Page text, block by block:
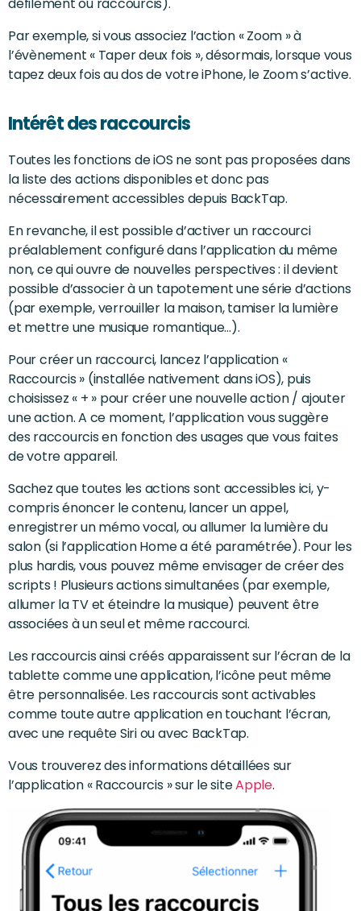
Par exemple, si vous associez l’action « Zoom » à
l’évènement « Taper deux fois », désormais, lorsque vous
tapez deux fois au dos de votre iPhone, le Zoom s’active.
Intérêt des raccourcis
Toutes les fonctions de iOS ne sont pas proposées dans
la liste des actions disponibles et donc pas
nécessairement accessibles depuis BackTap.
En revanche, il est possible d’activer un raccourci
préalablement configuré dans l’application du même
non, ce qui ouvre de nouvelles perspectives : il devient
possible d’associer à un tapotement une série d’actions
(par exemple, verrouiller la maison, tamiser la lumière
et mettre une musique romantique…).
Pour créer un raccourci, lancez l’application «
Raccourcis » (installée nativement dans iOS), puis
choisissez « + » pour créer une nouvelle action / ajouter
une action. A ce moment, l’application vous suggère
des raccourcis en fonction des usages que vous faites
de votre appareil.
Sachez que toutes les actions sont accessibles ici, y-
compris énoncer le contenu, lancer un appel,
enregistrer un mémo vocal, ou allumer la lumière du
salon (si l’application Home a été paramétrée). Pour les
plus hardis, vous pouvez même envisager de créer des
scripts ! Plusieurs actions simultanées (par exemple,
allumer la TV et éteindre la musique) peuvent être
associées à un seul et même raccourci.
Les raccourcis ainsi créés apparaissent sur l’écran de la
tablette comme une application, l’icône peut même
être personnalisée. Les raccourcis sont activables
comme toute autre application en touchant l’écran,
avec une requête Siri ou avec BackTap.
Vous trouverez des informations détaillées sur
l’application « Raccourcis » sur le siteApple.